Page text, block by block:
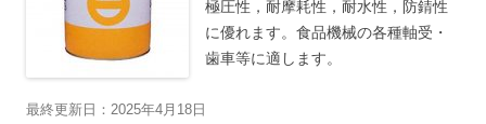
極圧性，耐摩耗性，耐水性，防錆性
に優れます。食品機械の各種軸受・
歯車等に適します。
最終更新日：2025年4月18日